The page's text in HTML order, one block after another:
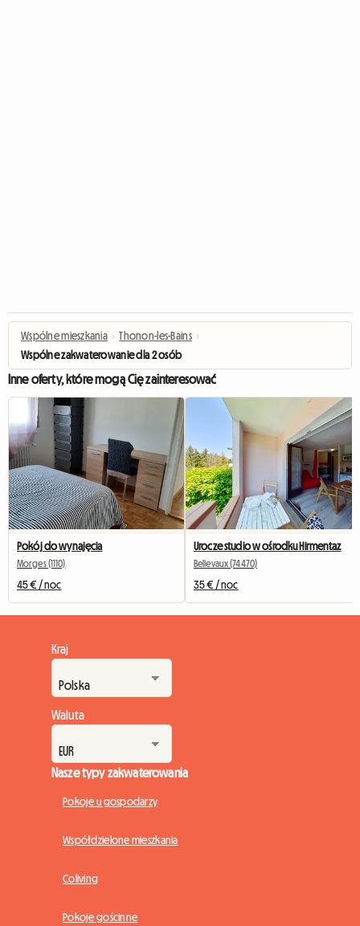
Wspólne mieszkania › Thonon-les-Bains ›
Wspólne zakwaterowanie dla 2 osób
Inne oferty, które mogą Cię zainteresować
Pokój do wynajęcia
Morges (1110)
45 € / noc
Urocze studio w ośrodku Hirmentaz
Bellevaux (74470)
35 € / noc
Kraj
Waluta
Nasze typy zakwaterowania
Pokoje u gospodarzy
Współdzielone mieszkania
Coliving
Pokoje gościnne